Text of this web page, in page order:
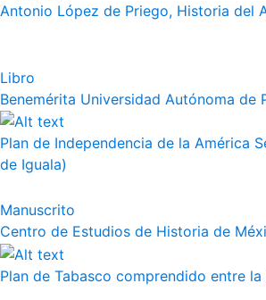
Antonio López de Priego, Historia del
Libro
Benemérita Universidad Autónoma de
Plan de Independencia de la América
de Iguala)
Manuscrito
Centro de Estudios de Historia de
Plan de Tabasco comprendido entre